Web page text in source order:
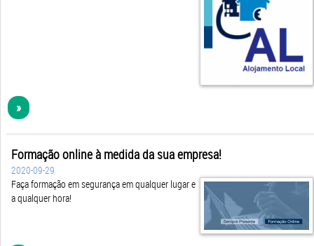
»
Formação online à medida da sua empresa!
2020-09-29
Faça formação em segurança em qualquer lugar e
a qualquer hora!